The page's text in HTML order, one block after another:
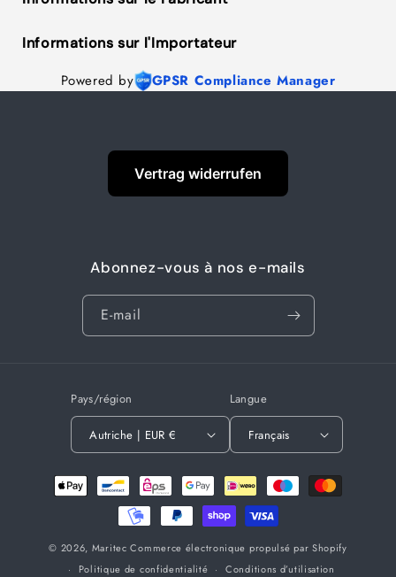
Informations sur l'Importateur
Powered by GPSR Compliance Manager
Vertrag widerrufen
Abonnez-vous à nos e-mails
E-mail
Pays/région
Autriche | EUR €
Langue
Français
Moyens
© 2026, Maritec Commerce électronique propulsé par Shopify
Politique de confidentialité
Conditions d’utilisation